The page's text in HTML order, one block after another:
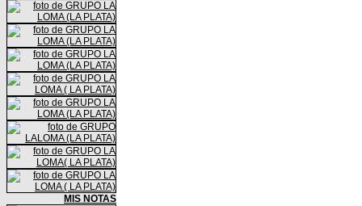
MIS NOTAS